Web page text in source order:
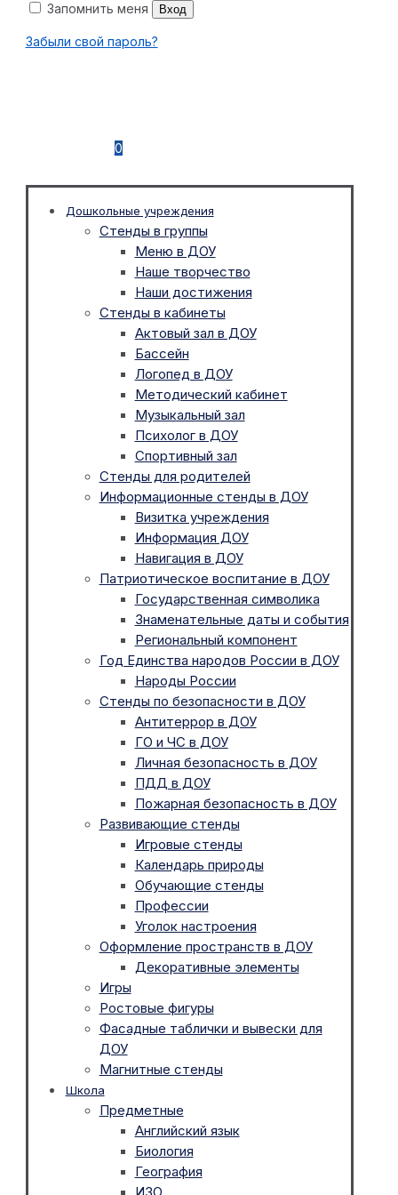
Запомнить меня Вход
Забыли свой пароль?
0
Дошкольные учреждения
Стенды в группы
Меню в ДОУ
Наше творчество
Наши достижения
Стенды в кабинеты
Актовый зал в ДОУ
Бассейн
Логопед в ДОУ
Методический кабинет
Музыкальный зал
Психолог в ДОУ
Спортивный зал
Стенды для родителей
Информационные стенды в ДОУ
Визитка учреждения
Информация ДОУ
Навигация в ДОУ
Патриотическое воспитание в ДОУ
Государственная символика
Знаменательные даты и события
Региональный компонент
Год Единства народов России в ДОУ
Народы России
Стенды по безопасности в ДОУ
Антитеррор в ДОУ
ГО и ЧС в ДОУ
Личная безопасность в ДОУ
ПДД в ДОУ
Пожарная безопасность в ДОУ
Развивающие стенды
Игровые стенды
Календарь природы
Обучающие стенды
Профессии
Уголок настроения
Оформление пространств в ДОУ
Декоративные элементы
Игры
Ростовые фигуры
Фасадные таблички и вывески для
ДОУ
Магнитные стенды
Школа
Предметные
Английский язык
Биология
География